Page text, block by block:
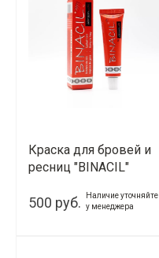
Краска для бровей и
ресниц "BINACIL"
500 руб.
Наличие уточняйте
у менеджера